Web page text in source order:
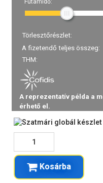
Kosárba